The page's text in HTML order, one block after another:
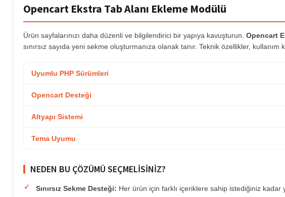
Opencart Ekstra Tab Alanı Ekleme Modülü
Ürün sayfalarınızı daha düzenli ve bilgilendirici bir yapıya kavuşturun. Opencart
sınırsız sayıda yeni sekme oluşturmanıza olanak tanır. Teknik özellikler,
Uyumlu PHP Sürümleri
Opencart Desteği
Altyapı Sistemi
Tema Uyumu
NEDEN BU ÇÖZÜMÜ SEÇMELISINIZ?
Sınırsız Sekme Desteği: Her ürün için farklı içeriklere sahip istediğiniz kadar